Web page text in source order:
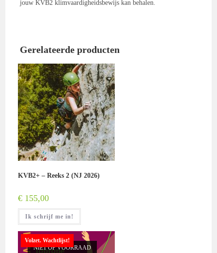
jouw KVB2 klimvaardigheidsbewijs kan behalen.
Gerelateerde producten
KVB2+ – Reeks 2 (NJ 2026)
€ 155,00
Ik schrijf me in!
Volzet. Wachtlijst!
NIET OP VOORRAAD